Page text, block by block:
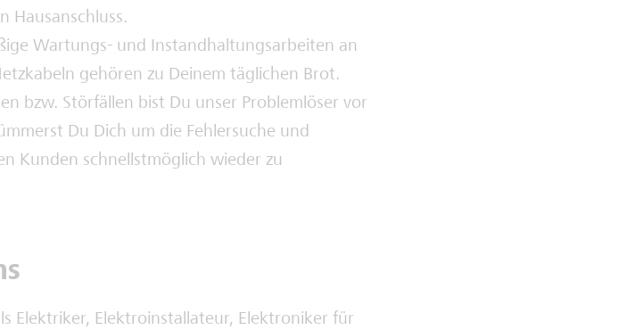
Hausanschluss.
Wartungs- und Instandhaltungsarbeiten an
gehören zu Deinem täglichen Brot.
bzw. Störfällen bist Du unser Problemlöser vor
Du Dich um die Fehlersuche und
Kunden schnellstmöglich wieder zu
Elektriker, Elektroinstallateur, Elektroniker für